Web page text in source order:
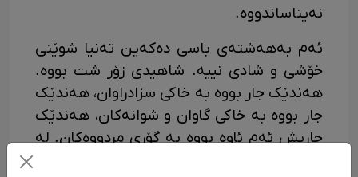
نەیناساندووە.
ئەم بەهەشتەی باسی دەکەین تەنیا شوێنی
خۆشی و شادی نییە. شاهیدی زۆر شت بووە.
هەندێک جار بووە بە خاکی سزادراوان، هەندێک
جار بووە بە خاکی گاوان و شوانەکان، هەندێک
جاریش ئەم ئاوە بووە بە گۆڕی مردووەکان. لە